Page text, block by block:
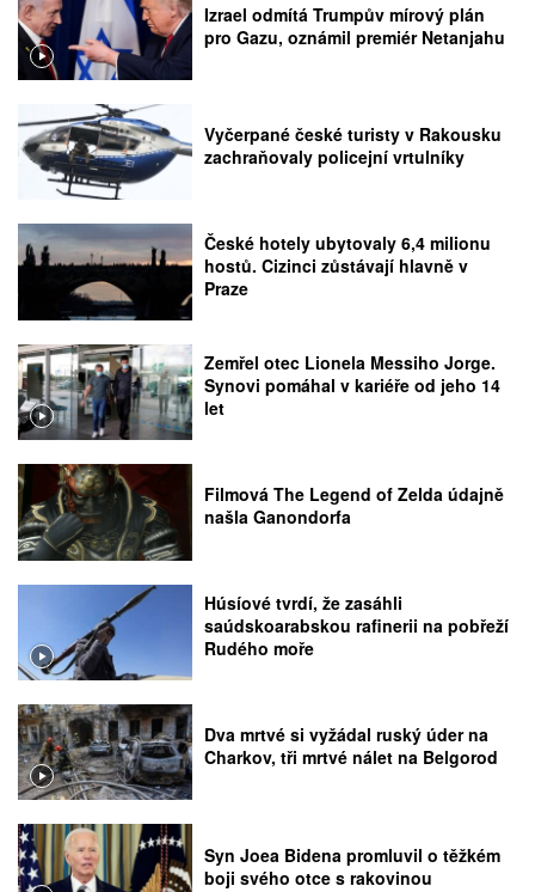
Izrael odmítá Trumpův mírový plán
pro Gazu, oznámil premiér Netanjahu
Vyčerpané české turisty v Rakousku
zachraňovaly policejní vrtulníky
České hotely ubytovaly 6,4 milionu
hostů. Cizinci zůstávají hlavně v
Praze
Zemřel otec Lionela Messiho Jorge.
Synovi pomáhal v kariéře od jeho 14
let
Filmová The Legend of Zelda údajně
našla Ganondorfa
Húsíové tvrdí, že zasáhli
saúdskoarabskou rafinerii na pobřeží
Rudého moře
Dva mrtvé si vyžádal ruský úder na
Charkov, tři mrtvé nálet na Belgorod
Syn Joea Bidena promluvil o těžkém
boji svého otce s rakovinou